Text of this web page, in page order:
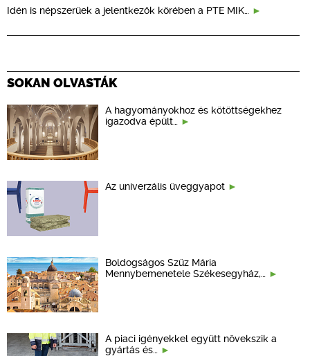
Idén is népszerűek a jelentkezők körében a PTE MIK…
SOKAN OLVASTÁK
A hagyományokhoz és kötöttségekhez
igazodva épült…
Az univerzális üveggyapot
Boldogságos Szűz Mária
Mennybemenetele Székesegyház,…
A piaci igényekkel együtt növekszik a
gyártás és…